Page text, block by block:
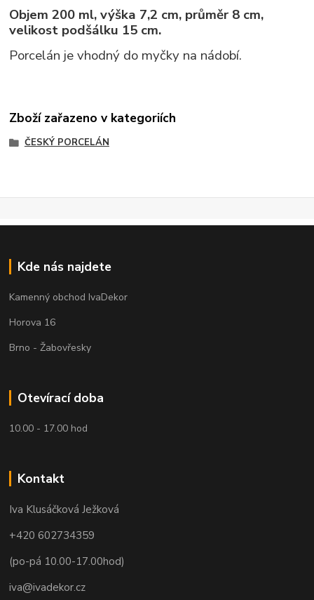
Objem 200 ml, výška 7,2 cm, průměr 8 cm,
velikost podšálku 15 cm.
Porcelán je vhodný do myčky na nádobí.
Zboží zařazeno v kategoriích
ČESKÝ PORCELÁN
Kde nás najdete
Kamenný obchod IvaDekor
Horova 16
Brno - Žabovřesky
Otevírací doba
10.00 - 17.00 hod
Kontakt
Iva Klusáčková Ježková
+420 602734359
(po-pá 10.00-17.00hod)
iva@ivadekor.cz